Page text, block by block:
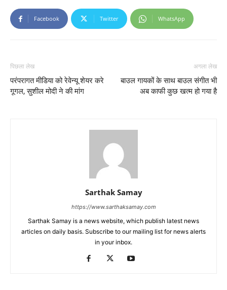
Facebook Twitter WhatsApp
पिछला लेख
परंपरागत मीडिया को रेवेन्यू शेयर करे
गूगल, सुशील मोदी ने की मांग
अगला लेख
बाउल गायकों के साथ बाउल संगीत भी
अब काफी कुछ खत्म हो गया है
Sarthak Samay
https://www.sarthaksamay.com
Sarthak Samay is a news website, which publish latest news
articles on daily basis. Subscribe to our mailing list for news alerts
in your inbox.